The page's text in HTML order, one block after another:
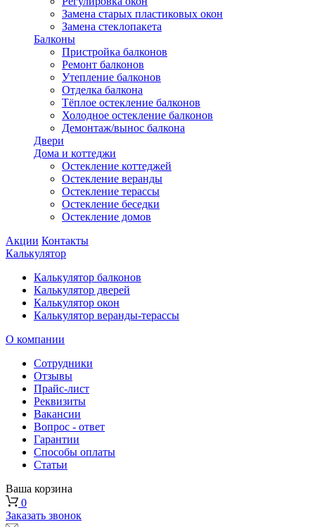
Замена старых пластиковых окон
Замена стеклопакета
Балконы
Пристройка балконов
Ремонт балконов
Утепление балконов
Отделка балкона
Тёплое остекление балконов
Холодное остекление балконов
Демонтаж/вынос балкона
Двери
Дома и коттеджи
Остекление коттеджей
Остекление веранды
Остекление терассы
Остекление беседки
Остекление домов
Акции Контакты
Калькулятор
Калькулятор балконов
Калькулятор дверей
Калькулятор окон
Калькулятор веранды-терассы
О компании
Сотрудники
Отзывы
Прайс-лист
Реквизиты
Вакансии
Вопрос - ответ
Гарантии
Способы оплаты
Статьи
Ваша корзина
0
Заказать звонок